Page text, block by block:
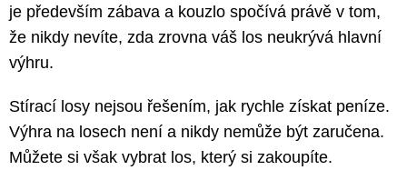
je především zábava a kouzlo spočívá právě v tom,
že nikdy nevíte, zda zrovna váš los neukrývá hlavní
výhru.
Stírací losy nejsou řešením, jak rychle získat peníze.
Výhra na losech není a nikdy nemůže být zaručena.
Můžete si však vybrat los, který si zakoupíte.